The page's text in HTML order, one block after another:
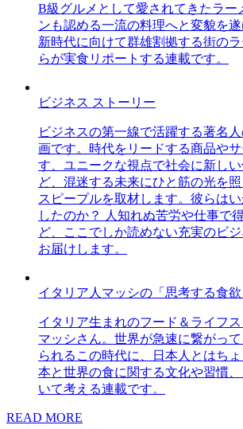
B級グルメとして愛されてきたラー
ンも認める一流の料理へと変貌を遂
新時代に向けて群雄割拠する街の
らが実食リポートする連載です。
ビジネス ストーリー
ビジネスの第一線で活躍する著名
画です。時代をリードする商品や
す、ユニークな視点で社会に新し
ど、混迷する未来にひと筋の光を
スピープルを取材します。彼らは
したのか？ 人知れぬ苦労や仕事で
ど、ここでしか読めない充実のビ
お届けします。
イタリア人マッシの「思考する食欲
イタリア生まれのフード＆ライフス
マッシさん。世界が急速に繋がっ
られるこの時代に、日本人とはち
本と世界の食に関する文化や習慣
いて考える連載です。
READ MORE